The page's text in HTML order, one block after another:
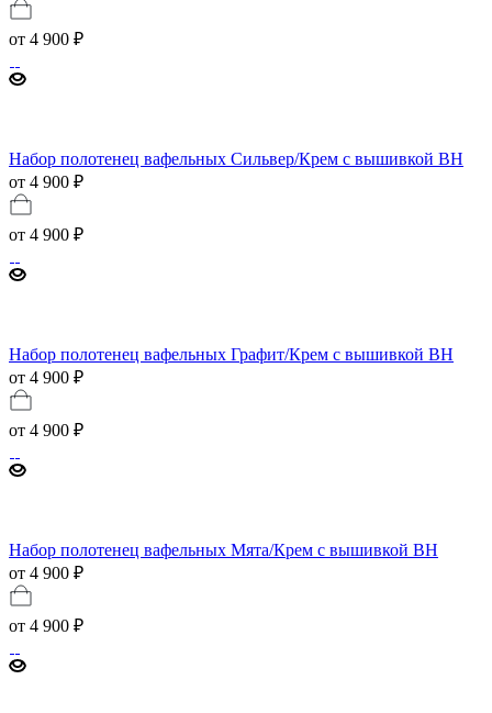
от 4 900 ₽
Набор полотенец вафельных Сильвер/Крем с вышивкой BH
от 4 900 ₽
от 4 900 ₽
Набор полотенец вафельных Графит/Крем с вышивкой BH
от 4 900 ₽
от 4 900 ₽
Набор полотенец вафельных Мята/Крем с вышивкой BH
от 4 900 ₽
от 4 900 ₽